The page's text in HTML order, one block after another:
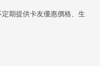
期提供卡友優惠價格、生